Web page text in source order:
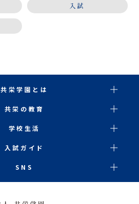
入試
共栄学園とは
共栄の教育
学校生活
入試ガイド
SNS